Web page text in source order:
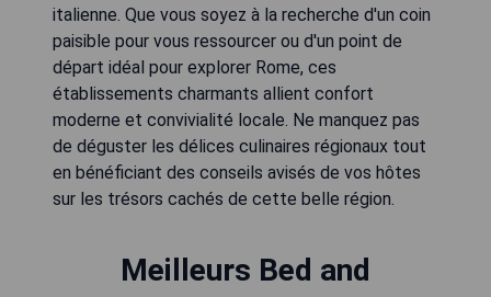
italienne. Que vous soyez à la recherche d'un coin
paisible pour vous ressourcer ou d'un point de
départ idéal pour explorer Rome, ces
établissements charmants allient confort
moderne et convivialité locale. Ne manquez pas
de déguster les délices culinaires régionaux tout
en bénéficiant des conseils avisés de vos hôtes
sur les trésors cachés de cette belle région.
Meilleurs Bed and